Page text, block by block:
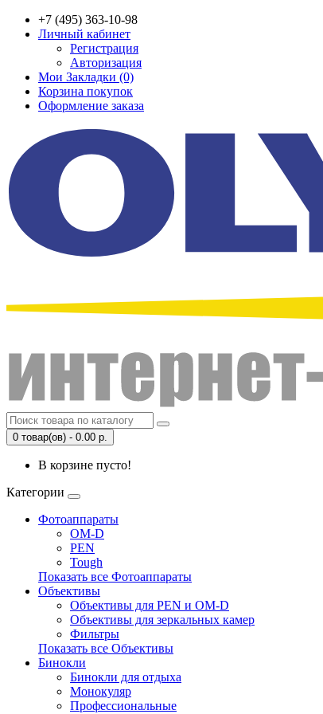
+7 (495) 363-10-98
Личный кабинет
Регистрация
Авторизация
Мои Закладки (0)
Корзина покупок
Оформление заказа
0 товар(ов) - 0.00 р.
В корзине пусто!
Категории
Фотоаппараты
OM-D
PEN
Tough
Показать все Фотоаппараты
Объективы
Объективы для PEN и OM-D
Объективы для зеркальных камер
Фильтры
Показать все Объективы
Бинокли
Бинокли для отдыха
Монокуляр
Профессиональные